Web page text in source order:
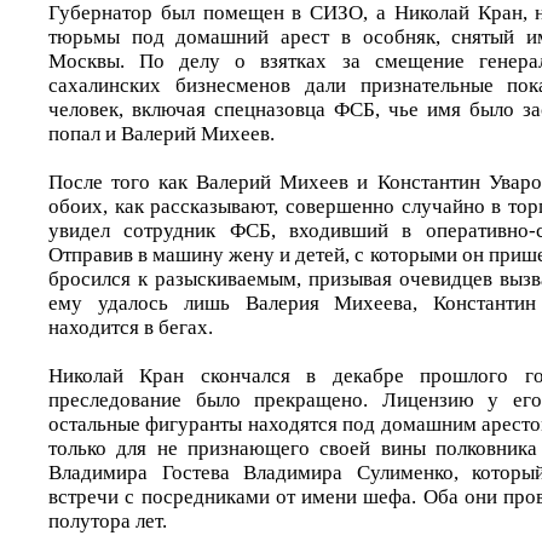
Губернатор был помещен в СИЗО, а Николай Кран,
тюрьмы под домашний арест в особняк, снятый
Москвы. По делу о взятках за смещение
сахалинских бизнесменов дали признательные
человек, включая спецназовца ФСБ, чье имя было
попал и Валерий Михеев.
После того как Валерий Михеев и Константин
обоих, как рассказывают, совершенно случайно в
увидел сотрудник ФСБ, входивший в оперативно-
Отправив в машину жену и детей, с которыми он
бросился к разыскиваемым, призывая очевидцев
ему удалось лишь Валерия Михеева,
находится в бегах.
Николай Кран скончался в декабре прошлого
преследование было прекращено. Лицензию у
остальные фигуранты находятся под домашним
только для не признающего своей вины
Владимира Гостева Владимира Сулименко,
встречи с посредниками от имени шефа. Оба они
полутора лет.